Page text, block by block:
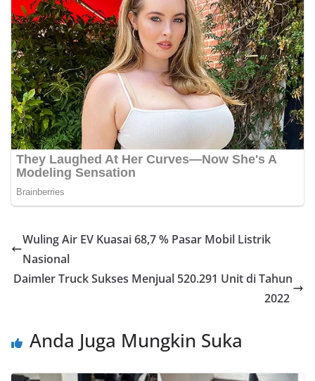
Wuling Air EV Kuasai 68,7 % Pasar Mobil Listrik
Nasional
Daimler Truck Sukses Menjual 520.291 Unit di Tahun
2022
Anda Juga Mungkin Suka